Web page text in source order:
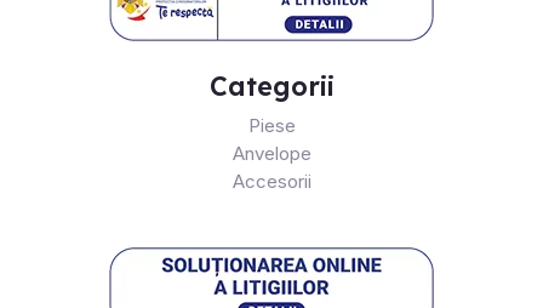
Categorii
Piese
Anvelope
Accesorii